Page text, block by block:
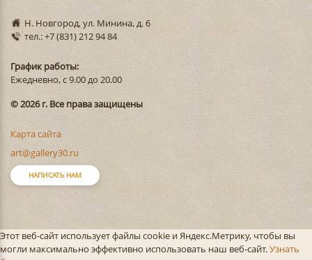
Н. Новгород, ул. Минина, д. 6
тел.: +7 (831) 212 94 84
График работы:
Ежедневно, с 9.00 до 20.00
© 2026 г. Все права защищены
Карта сайта
art@gallery30.ru
НАПИСАТЬ НАМ
Этот веб-сайт использует файлы cookie и Яндекс.Метрику, чтобы вы
могли максимально эффективно использовать наш веб-сайт.Узнать